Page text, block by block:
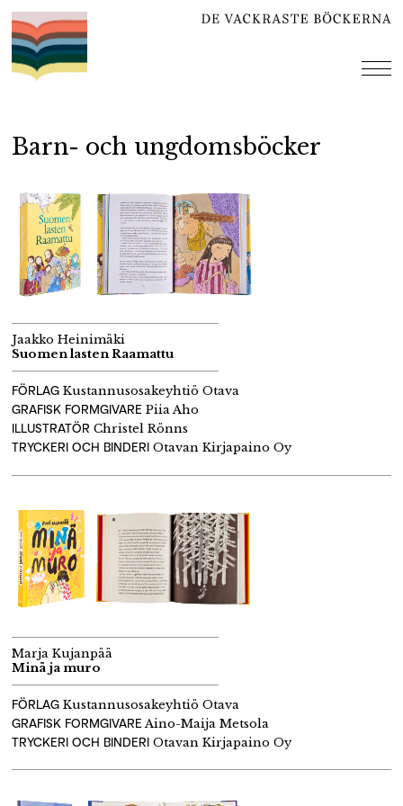
Hoppa
till
innehåll
Barn- och ungdomsböcker
Jaakko Heinimäki
Suomen lasten Raamattu
FÖRLAG Kustannusosakeyhtiö Otava
GRAFISK FORMGIVARE Piia Aho
ILLUSTRATÖR Christel Rönns
TRYCKERI OCH BINDERI Otavan Kirjapaino Oy
Marja Kujanpää
Minä ja muro
FÖRLAG Kustannusosakeyhtiö Otava
GRAFISK FORMGIVAREAino-Maija Metsola
TRYCKERI OCH BINDERI Otavan Kirjapaino Oy